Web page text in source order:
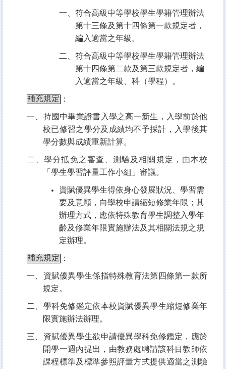
一、符合高級中等學校學生學籍管理辦法
第十三條及第十四條第一款規定者，
編入適當之年級。
二、符合高級中等學校學生學籍管理辦法
第十四條第二款及第三款規定者，編
入適當之年級、科（學程）。
補充規定 ：
一、持國中畢業證書入學之高一新生，入學前於他
校已修習之學分及成績均不予採計，入學後其
學分數與成績重新計算。
二、學分抵免之審查、測驗及相關規定，由本校
「學生學習評量工作小組」審議。
資賦優異學生得依身心發展狀況、學習需
要及意願，向學校申請縮短修業年限；其
辦理方式，應依特殊教育學生調整入學年
齡及修業年限實施辦法及其相關法規之規
定辦理。
補充規定 ：
一、資賦優異學生係指特殊教育法第四條第一款所
規定。
二、學科免修鑑定依本校資賦優異學生縮短修業年
限實施辦法辦理。
三、資賦優異學生欲申請優異學科免修鑑定，應於
開學一週內提出，由教務處聘請該科目教師依
課程標準及標準參照評量方式提供適當之測驗